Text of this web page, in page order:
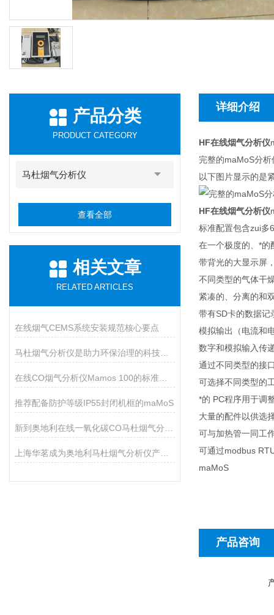
产品分类
PRODUCT CATEGORY
马杜烟气分析仪
查看全部
相关文章
RELATED ARTICLES
在线烟气CEMS系统安装规范核心要点
推荐配备防护等级IP55封闭机框的maMoS
详细介绍
HF在线烟气分析仪
完整的maMoS分
以下图片显示的是
HF在线烟气分析仪
标准配置包含zui多
在一个极度的、*的
带背光的大显示屏
不同类型的气体干
紧凑的、分离的和
带有SD卡的数据记
模拟输出（电流和
数字和模拟输入传
通过不同类型的接
可选择不同类型的
*的 PC程序用于调
大量的配件以供选
可与加热管一同工
可通过modbus
maMoS
产品咨询